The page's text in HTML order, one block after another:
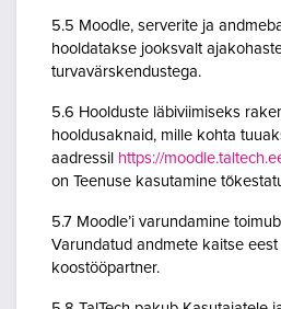
5.5 Moodle, serverite ja
hooldatakse jooksvalt
turvavärskendustega.
5.6 Hoolduste läbiviimiseks
hooldusaknaid, mille kohta
aadressil https://
on Teenuse kasutamine
5.7 Moodle’i varundamine
Varundatud andmete kaitse
koostööpartner.